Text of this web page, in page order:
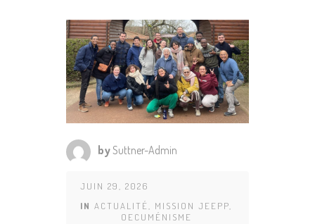
bySuttner-Admin
JUIN 29, 2026
IN ACTUALITÉ, MISSION JEEPP,
OECUMÉNISME